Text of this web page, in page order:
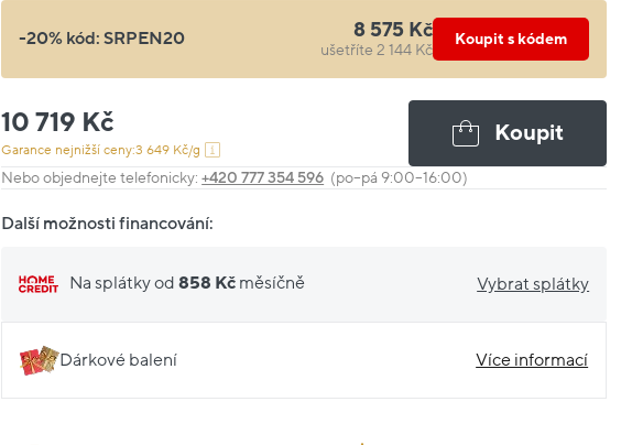
-20% kód:SRPEN20 8 575 Kč
ušetříte 2 144 Kč
Koupit s kódem
10 719 Kč
Garance nejnižší ceny:3 649 Kč/g
Koupit
Nebo objednejte telefonicky:+420 777 354 596 (po–pá 9:00–16:00)
Další možnosti financování:
Na splátky od858 Kč měsíčně Vybrat splátky
Dárkové balení Více informací